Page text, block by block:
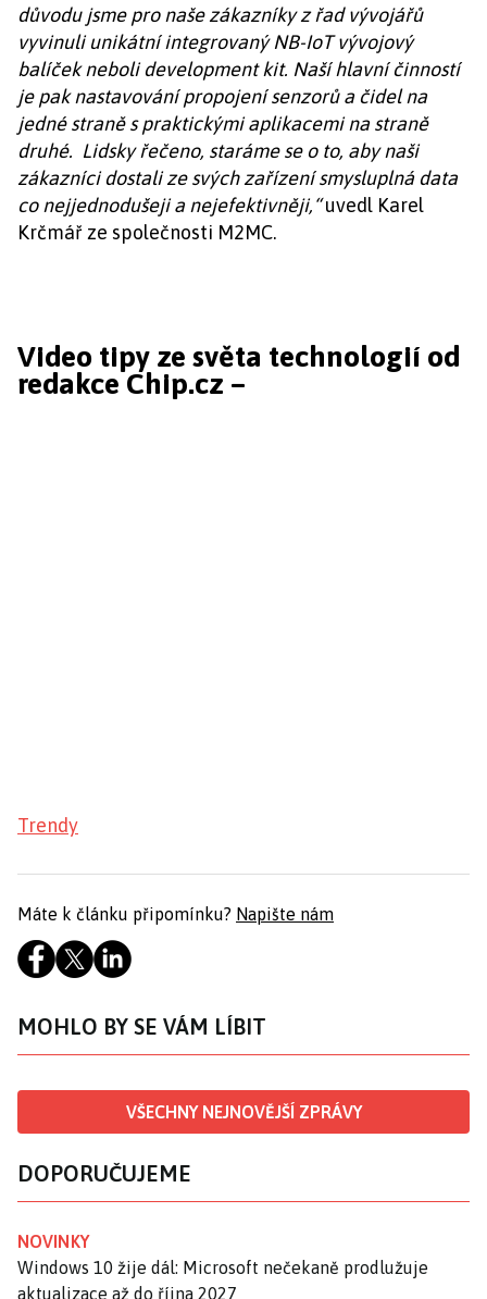
důvodu jsme pro naše zákazníky z řad vývojářů
vyvinuli unikátní integrovaný NB-IoT vývojový
balíček neboli development kit. Naší hlavní činností
je pak nastavování propojení senzorů a čidel na
jedné straně s praktickými aplikacemi na straně
druhé. Lidsky řečeno, staráme se o to, aby naši
zákazníci dostali ze svých zařízení smysluplná data
co nejjednodušeji a nejefektivněji,“uvedl Karel
Krčmář ze společnosti M2MC.
Video tipy ze světa technologií od
redakce Chip.cz –
Trendy
Máte k článku připomínku? Napište nám
MOHLO BY SE VÁM LÍBIT
VŠECHNY NEJNOVĚJŠÍ ZPRÁVY
DOPORUČUJEME
NOVINKY
Windows 10 žije dál: Microsoft nečekaně prodlužuje
aktualizace až do října 2027